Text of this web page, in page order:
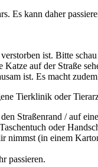
Es kann daher
ist. Bitte
auf der Straße
ist. Es macht
Tierklinik oder
Straßenrand / auf
oder
nimmst (in einem
passieren.